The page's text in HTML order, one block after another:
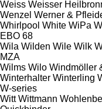
Weiss Weisser
Wenzel Werner &
Whirlpool White WiPa
EBO 68
Wila Wilden Wile Wilk
MZA
Wilms Wilo Windmöller
Winterhalter Winterling
W-series
Witt Wittmann